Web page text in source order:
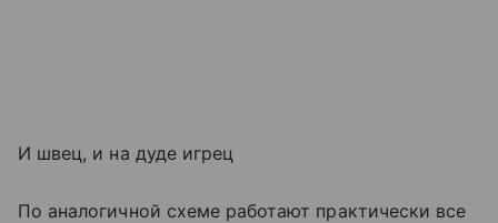
И швец, и на дуде игрец
По аналогичной схеме работают практически все